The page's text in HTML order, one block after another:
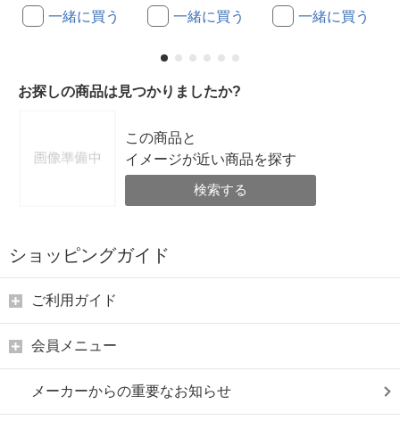
一緒に買う 一緒に買う 一緒に買う
お探しの商品は見つかりましたか?
この商品と
イメージが近い商品を探す
検索する
ショッピングガイド
ご利用ガイド
会員メニュー
メーカーからの重要なお知らせ